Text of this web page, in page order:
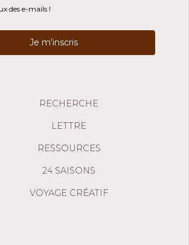
des e-mails !
Je m'inscris
RECHERCHE
LETTRE
RESSOURCES
24 SAISONS
VOYAGE CRÉATIF